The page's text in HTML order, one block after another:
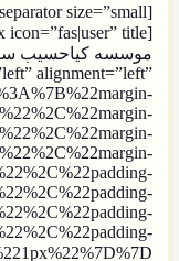
[us_separator size=”small”]
موسسه کیاحسیب
alignment=”left”